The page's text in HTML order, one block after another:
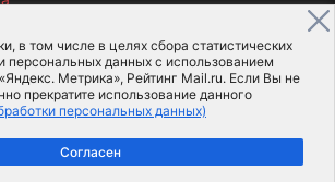
в том числе в целях сбора статистических
персональных данных с использованием
Метрика», Рейтинг Mail.ru. Если Вы не
прекратите использование данного
персональных данных)
Согласен
агентство МедиаПоток
издании
Пользовательское соглашение
персональных данных